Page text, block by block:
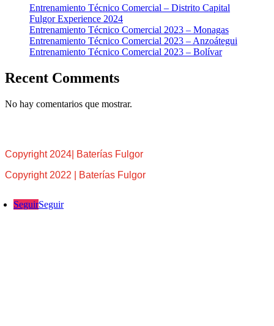
Entrenamiento Técnico Comercial – Distrito Capital
Fulgor Experience 2024
Entrenamiento Técnico Comercial 2023 – Monagas
Entrenamiento Técnico Comercial 2023 – Anzoátegui
Entrenamiento Técnico Comercial 2023 – Bolívar
Recent Comments
No hay comentarios que mostrar.
Copyright 2024| Baterías Fulgor
Copyright 2022 | Baterías Fulgor
SeguirSeguir